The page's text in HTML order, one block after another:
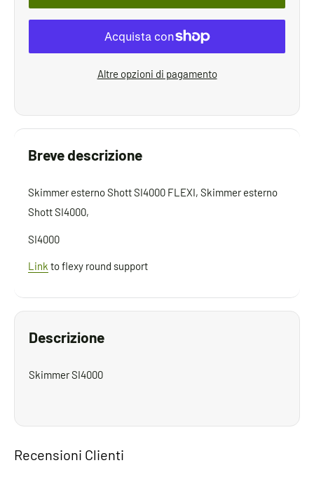
Altre opzioni di pagamento
Breve descrizione
Skimmer esterno Shott SI4000 FLEXI, Skimmer esterno
Shott SI4000,
SI4000
Link to flexy round support
Descrizione
Skimmer SI4000
Recensioni Clienti